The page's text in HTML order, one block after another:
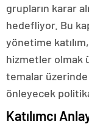
grupların karar
hedefliyor. Bu
yönetime
hizmetler olmak
temalar
önleyecek
Katılımcı